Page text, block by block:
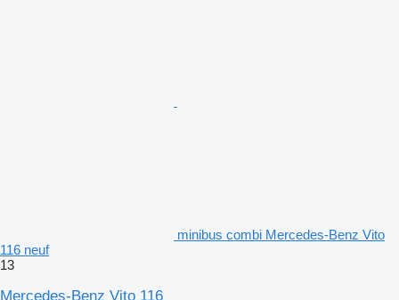
minibus combi Mercedes-Benz Vito
116 neuf
13
Mercedes-Benz Vito 116